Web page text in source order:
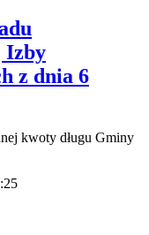
Izby
z dnia 6
kwoty długu Gminy